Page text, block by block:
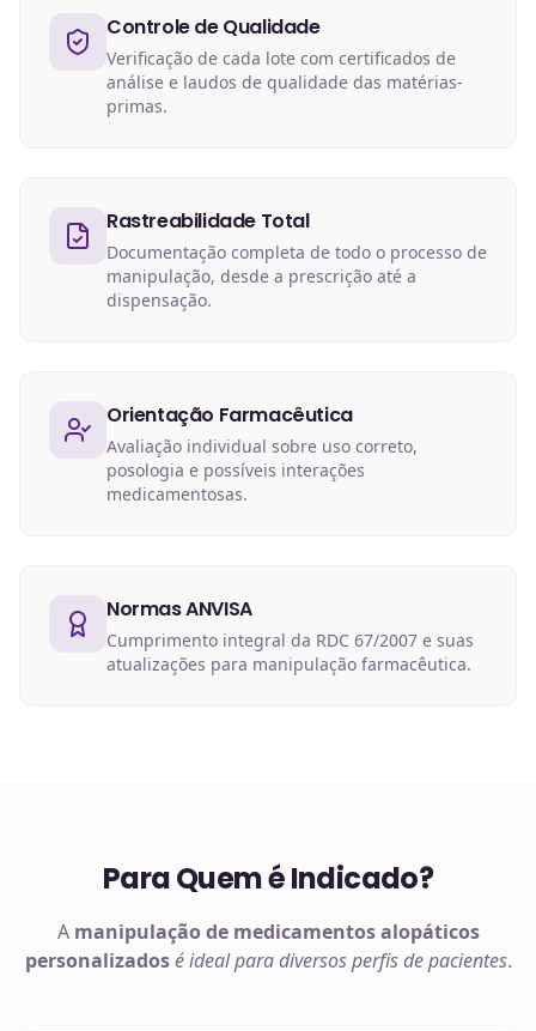
Controle de Qualidade
Verificação de cada lote com certificados de
análise e laudos de qualidade das matérias-
primas.
Rastreabilidade Total
Documentação completa de todo o processo de
manipulação, desde a prescrição até a
dispensação.
Orientação Farmacêutica
Avaliação individual sobre uso correto,
posologia e possíveis interações
medicamentosas.
Normas ANVISA
Cumprimento integral da RDC 67/2007 e suas
atualizações para manipulação farmacêutica.
Para Quem é Indicado?
A manipulação de medicamentos alopáticos
personalizados é ideal para diversos perfis de pacientes.